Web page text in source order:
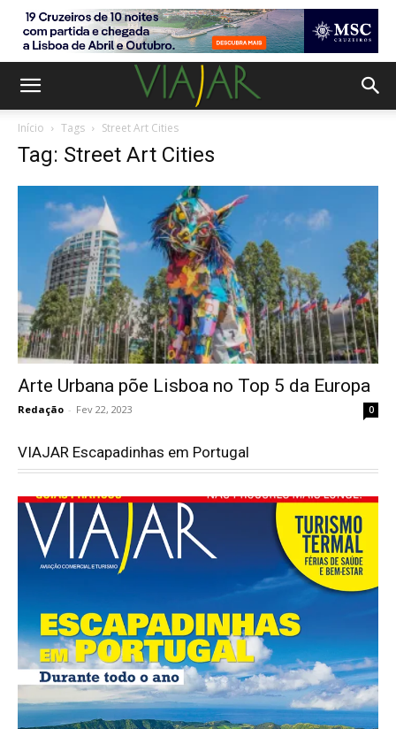
Início Tags Street Art Cities
Tag: Street Art Cities
Arte Urbana põe Lisboa no Top 5 da Europa
Redação - Fev 22, 2023 0
VIAJAR Escapadinhas em Portugal